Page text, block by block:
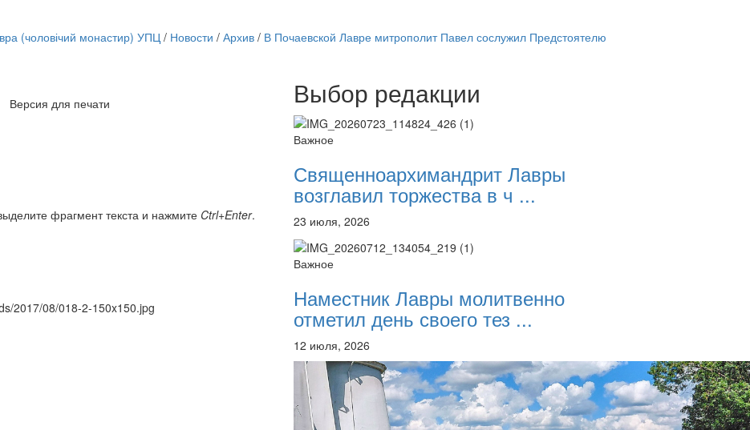
Онлайн трансляции
12 сентября 2015
12 сентября 2015Название трансляции
12 сентября 2015
12 сентября 2015Название трансляции
12 сентября 2015Название трансляции
Название трансляции
12 сентября 2015Название трансляции
Перейти к архиву
(чоловічий монастир) УПЦ/ Новости / Архив/ В Почаевской Лавре митрополит Павел сослужил Предстоятелю
Версия для печати
фрагмент текста и нажмите Ctrl+Enter.
2017/08/018-2-150x150.jpg
Выбор редакции
Важное
Священноархимандрит Лавры
возглавил торжества в ч ...
23 июля, 2026
Важное
Наместник Лавры молитвенно
отметил день своего тез ...
12 июля, 2026